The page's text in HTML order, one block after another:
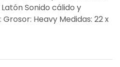
Sonido cálido y
Heavy Medidas: 22 x